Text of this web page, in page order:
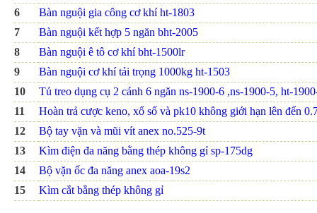
6
Bàn nguội gia công cơ khí ht-1803
7
Bàn nguội kết hợp 5 ngăn bht-2005
8
Bàn nguội ê tô cơ khí bht-1500lr
9
Bàn nguội cơ khí tải trọng 1000kg ht-1503
10
Tủ treo dụng cụ 2 cánh 6 ngăn ns-1900-6 ,ns-1900-5, ht-
11
Hoàn trả cược keno, xổ số và pk10 không giới hạn lên đến
12
Bộ tay vặn và mũi vít anex no.525-9t
13
Kìm điện đa năng bằng thép không gỉ sp-175dg
14
Bộ vặn ốc đa năng anex aoa-19s2
15
Kìm cắt bằng thép không gỉ